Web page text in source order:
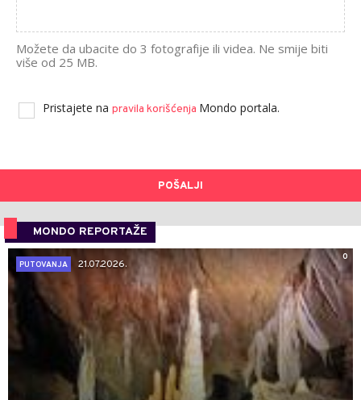
Možete da ubacite do 3 fotografije ili videa. Ne smije biti
više od 25 MB.
Pristajete na pravila korišćenja Mondo portala.
POŠALJI
MONDO REPORTAŽE
0
PUTOVANJA
21.07.2026.